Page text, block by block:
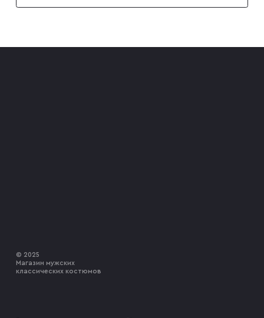
© 2025
Магазин мужских
классических костюмов